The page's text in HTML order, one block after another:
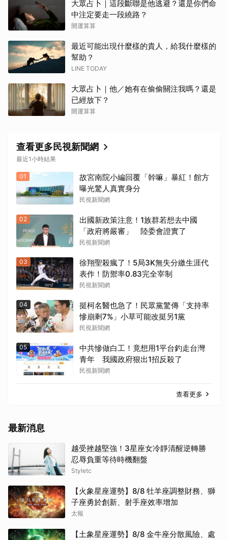
大眾占卜｜這段斷聯是他逃避？還是你們命
中注定要走一段繞路？
開運算算
最近可能出現什麼樣的貴人，給我什麼樣的
幫助？
LINE TODAY
大眾占卜｜他／她有在偷偷關注我嗎？還是
已經放下？
開運算算
查看更多民視新聞網
最近1小時結果
01
故宮南院小編回覆「幹嘛」暴紅！館方
曝光驚人真實身分
民視新聞網
02
出國新政策注意！1族群若想去中國
「政府將嚴審」 陸委會證實了
民視新聞網
03
徐翔聖殺瘋了！5局3K無失分繳生涯代
表作！防禦率0.83完全宰制
民視新聞網
04
挺柯名醫也急了！民眾黨驚傳「支持率
慘崩剩7%」小草可能改挺另1黨
民視新聞網
05
中共慘做白工！竟想用1平台釣走台灣
青年 我國政府狠出1招反殺了
民視新聞網
查看更多
最新消息
越受挫越堅強！3星座女冷靜清醒逆轉勝
忍辱負重等待時機翻盤
Styletc
【火象星座運勢】8/8 牡羊座調整財務、獅
子座勇於創新、射手座效率增加
太報
【土象星座運勢】8/8 金牛座分散風險、處